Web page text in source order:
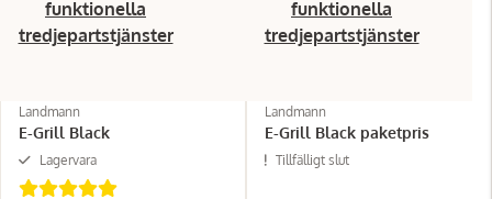
funktionella
tredjepartstjänster
Landmann
E-Grill Black
Lagervara
funktionella
tredjepartstjänster
Landmann
E-Grill Black paketpris
Tillfälligt slut